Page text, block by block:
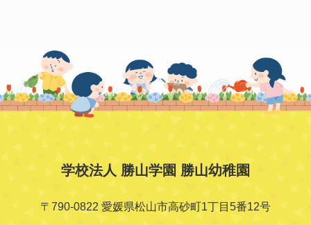
学校法人 勝山学園 勝山幼稚園
〒790-0822 愛媛県松山市高砂町1丁目5番12号